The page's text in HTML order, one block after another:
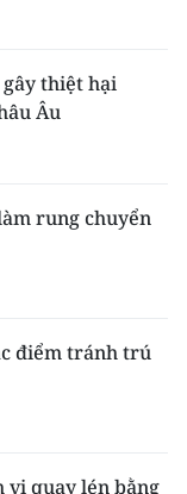
thiệt hại
Âu
rung chuyển
điểm tránh trú
vi quay lén bằng